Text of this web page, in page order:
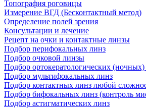
Топография роговицы
Измерение ВГД (Бесконтактный метод)
Определение полей зрения
Консультации и лечение
Рецепт на очки и контактные линзы
Подбор перифокальных линз
Подбор очковой линзы
Подбор ортокератологических (ночных)
Подбор мультифокальных линз
Подбор контактных линз любой
Подбор бифокальных линз (контроль
Подбор астигматических линз